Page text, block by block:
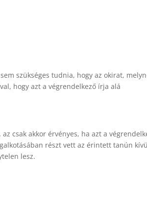
szükséges tudnia, hogy az okirat,
hogy azt a végrendelkező írja alá
csak akkor érvényes, ha azt a
részt vett az érintett tanún
lesz.